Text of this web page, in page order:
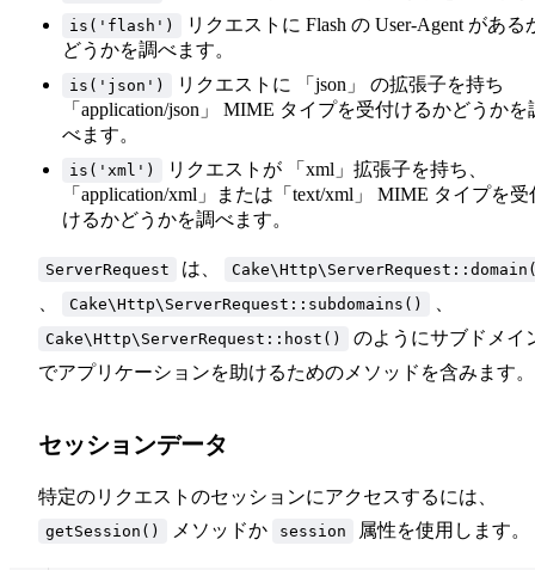
is('flash')
リクエストに Flash の User-Agent がある
どうかを調べます。
is('json')
リクエストに 「json」 の拡張子を持ち
「application/json」 MIME タイプを受付けるかどうかを
べます。
is('xml')
リクエストが 「xml」拡張子を持ち、
「application/xml」または「text/xml」 MIME タイプを受
けるかどうかを調べます。
ServerRequest は、
Cake\Http\ServerRequest::subdomains()
Cake\Http\ServerRequest::host()
のようにサブドメイ
でアプリケーションを助けるためのメソッドを含みます。
セッションデータ
特定のリクエストのセッションにアクセスするには、
getSession() メソッドか session 属性を使用します。